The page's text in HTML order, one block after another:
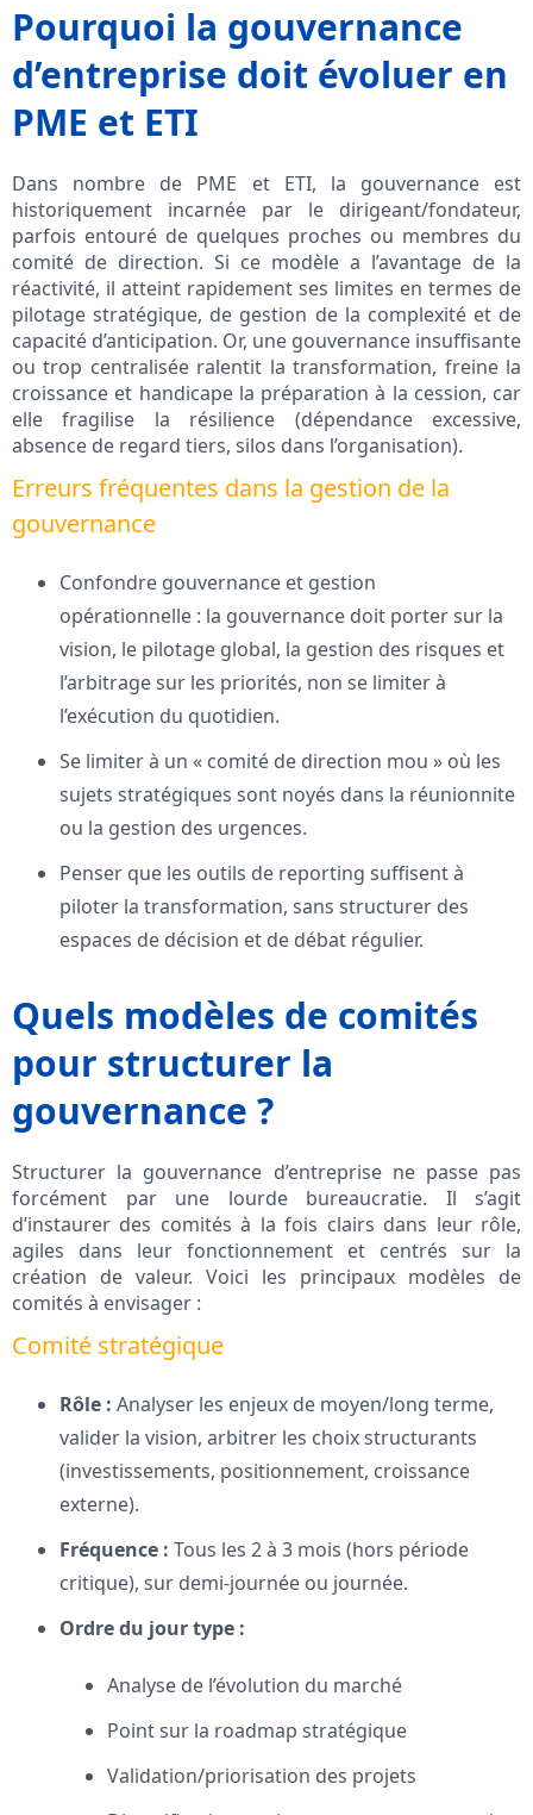
Pourquoi la gouvernance
d’entreprise doit évoluer en
PME et ETI
Dans nombre de PME et ETI, la gouvernance est
historiquement incarnée par le dirigeant/fondateur,
parfois entouré de quelques proches ou membres du
comité de direction. Si ce modèle a l’avantage de la
réactivité, il atteint rapidement ses limites en termes de
pilotage stratégique, de gestion de la complexité et de
capacité d’anticipation. Or, une gouvernance insuffisante
ou trop centralisée ralentit la transformation, freine la
croissance et handicape la préparation à la cession, car
elle fragilise la résilience (dépendance excessive,
absence de regard tiers, silos dans l’organisation).
Erreurs fréquentes dans la gestion de la
gouvernance
Confondre gouvernance et gestion
opérationnelle : la gouvernance doit porter sur la
vision, le pilotage global, la gestion des risques et
l’arbitrage sur les priorités, non se limiter à
l’exécution du quotidien.
Se limiter à un « comité de direction mou » où les
sujets stratégiques sont noyés dans la réunionnite
ou la gestion des urgences.
Penser que les outils de reporting suffisent à
piloter la transformation, sans structurer des
espaces de décision et de débat régulier.
Quels modèles de comités
pour structurer la
gouvernance ?
Structurer la gouvernance d’entreprise ne passe pas
forcément par une lourde bureaucratie. Il s’agit
d’instaurer des comités à la fois clairs dans leur rôle,
agiles dans leur fonctionnement et centrés sur la
création de valeur. Voici les principaux modèles de
comités à envisager :
Comité stratégique
Rôle : Analyser les enjeux de moyen/long terme,
valider la vision, arbitrer les choix structurants
(investissements, positionnement, croissance
externe).
Fréquence : Tous les 2 à 3 mois (hors période
critique), sur demi-journée ou journée.
Ordre du jour type :
Analyse de l’évolution du marché
Point sur la roadmap stratégique
Validation/priorisation des projets